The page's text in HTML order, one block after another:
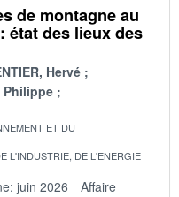
de montagne au
état des lieux des
Hervé
Philippe
ET DU
L'INDUSTRIE, DE L'ENERGIE
juin 2026
Affaire